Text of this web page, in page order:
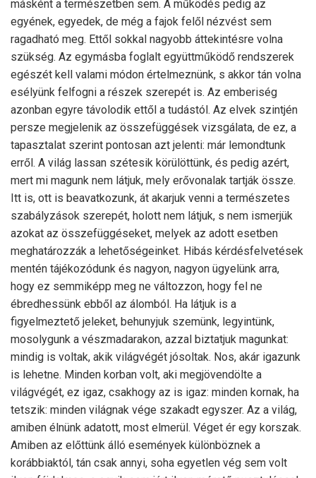
másként a természetben sem. A működés pedig az
egyének, egyedek, de még a fajok felől nézvést sem
ragadható meg. Ettől sokkal nagyobb áttekintésre volna
szükség. Az egymásba foglalt együttműködő rendszerek
egészét kell valami módon értelmeznünk, s akkor tán volna
esélyünk felfogni a részek szerepét is. Az emberiség
azonban egyre távolodik ettől a tudástól. Az elvek szintjén
persze megjelenik az összefüggések vizsgálata, de ez, a
tapasztalat szerint pontosan azt jelenti: már lemondtunk
erről. A világ lassan szétesik körülöttünk, és pedig azért,
mert mi magunk nem látjuk, mely erővonalak tartják össze.
Itt is, ott is beavatkozunk, át akarjuk venni a természetes
szabályzások szerepét, holott nem látjuk, s nem ismerjük
azokat az összefüggéseket, melyek az adott esetben
meghatározzák a lehetőségeinket. Hibás kérdésfelvetések
mentén tájékozódunk és nagyon, nagyon ügyelünk arra,
hogy ez semmiképp meg ne változzon, hogy fel ne
ébredhessünk ebből az álomból. Ha látjuk is a
figyelmeztető jeleket, behunyjuk szemünk, legyintünk,
mosolygunk a vészmadarakon, azzal biztatjuk magunkat:
mindig is voltak, akik világvégét jósoltak. Nos, akár igazunk
is lehetne. Minden korban volt, aki megjövendölte a
világvégét, ez igaz, csakhogy az is igaz: minden kornak, ha
tetszik: minden világnak vége szakadt egyszer. Az a világ,
amiben élnünk adatott, most elmerül. Véget ér egy korszak.
Amiben az előttünk álló események különböznek a
korábbiaktól, tán csak annyi, soha egyetlen vég sem volt